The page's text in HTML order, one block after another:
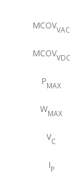
MCOVVAC
MCOVVDC
PMAX
WMAX
VC
IP